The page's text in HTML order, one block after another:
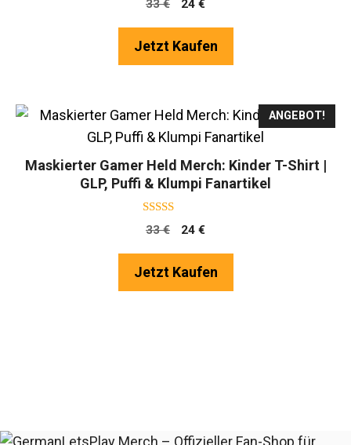
von 5
33€
Ursprünglicher
war:
24 €
ist:
Jetzt Kaufen
ANGEBOT!
Maskierter Gamer Held Merch: Kinder T-Shirt |
GLP, Puffi & Klumpi Fanartikel
4.75
von 5
33€
Ursprünglicher
war:
24 €
ist:
Jetzt Kaufen